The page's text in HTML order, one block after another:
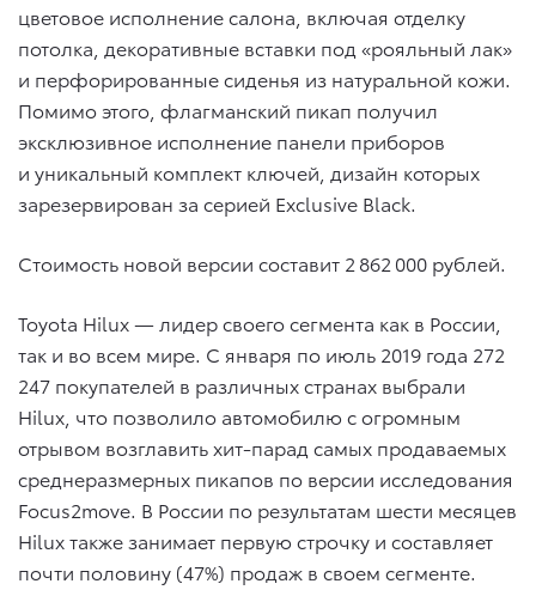
цветовое исполнение салона, включая отделку
потолка, декоративные вставки под «рояльный лак»
и перфорированные сиденья из натуральной кожи.
Помимо этого, флагманский пикап получил
эксклюзивное исполнение панели приборов
и уникальный комплект ключей, дизайн которых
зарезервирован за серией Exclusive Black.
Стоимость новой версии составит 2 862 000 рублей.
Toyota Hilux — лидер своего сегмента как в России,
так и во всем мире. С января по июль 2019 года 272
247 покупателей в различных странах выбрали
Hilux, что позволило автомобилю с огромным
отрывом возглавить хит-парад самых продаваемых
среднеразмерных пикапов по версии исследования
Focus2move. В России по результатам шести месяцев
Hilux также занимает первую строчку и составляет
почти половину (47%) продаж в своем сегменте.